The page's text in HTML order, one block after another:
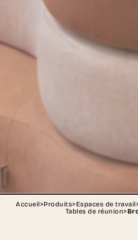
Accueil>Produits>Espaces de travail
Tables de réunion>